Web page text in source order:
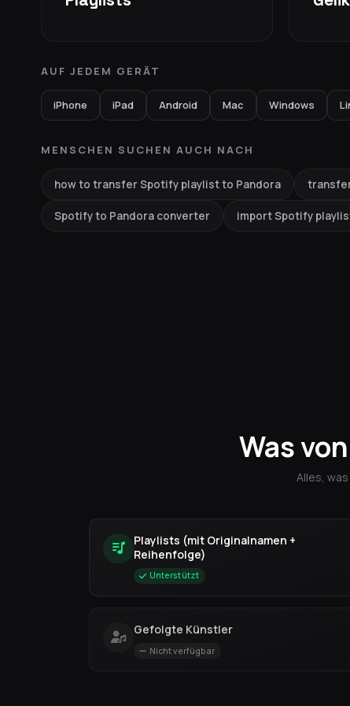
AUF JEDEM GERÄT
iPhone iPad Android Mac Windows
MENSCHEN SUCHEN AUCH NACH
how to transfer Spotify playlist to Pandora
Spotify to Pandora converter import Spotify
Was von
Alles,
Playlists (mit Originalnamen +
Reihenfolge)
Unterstützt
Gefolgte Künstler
Nicht verfügbar